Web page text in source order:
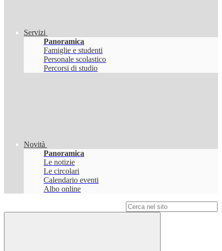
Servizi
Panoramica
Famiglie e studenti
Personale scolastico
Percorsi di studio
Novità
Panoramica
Le notizie
Le circolari
Calendario eventi
Albo online